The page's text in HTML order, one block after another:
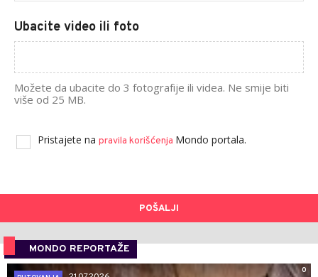
Ubacite video ili foto
Možete da ubacite do 3 fotografije ili videa. Ne smije biti
više od 25 MB.
Pristajete na pravila korišćenja Mondo portala.
POŠALJI
MONDO REPORTAŽE
0